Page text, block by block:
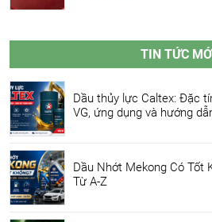
TIN TỨC
Dầu thủy lực Caltex: Đặc
VG, ứng dụng và hướng
Dầu Nhớt Mekong Có Tốt
Từ A-Z